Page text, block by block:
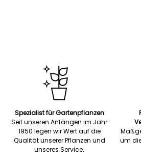
Spezialist für Gartenpflanzen
Seit unseren Anfängen im Jahr
1950 legen wir Wert auf die
Qualität unserer Pflanzen und
unseres Service.
um